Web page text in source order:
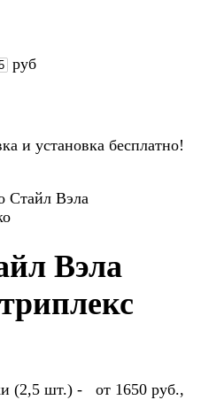
руб
и установка бесплатно!
Стайл Вэла
Вэла
(2,5 шт.) - от 1650 руб.,